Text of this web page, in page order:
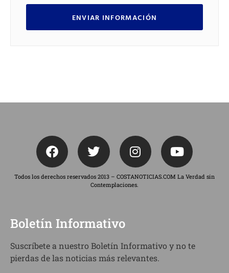
ENVIAR INFORMACIÓN
Todos los derechos reservados 2013 – COSTANOTICIAS.COM La Verdad sin
Contemplaciones.
Boletín Informativo
Suscríbete a nuestro Boletín Informativo y no te
pierdas de las noticias más relevantes.